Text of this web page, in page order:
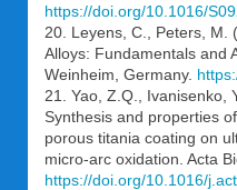
https://doi.org/10.1016/
20. Leyens, C., Peters, M.
Alloys: Fundamentals and
Weinheim, Germany.
21. Yao, Z.Q., Ivanisenko,
Synthesis and properties
porous titania coating on
micro-arc oxidation. Acta
https://doi.org/10.1016/